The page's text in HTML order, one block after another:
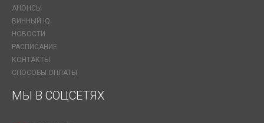
АНОНСЫ
ВИННЫЙ IQ
НОВОСТИ
РАСПИСАНИЕ
КОНТАКТЫ
СПОСОБЫ ОПЛАТЫ
МЫ В СОЦСЕТЯХ